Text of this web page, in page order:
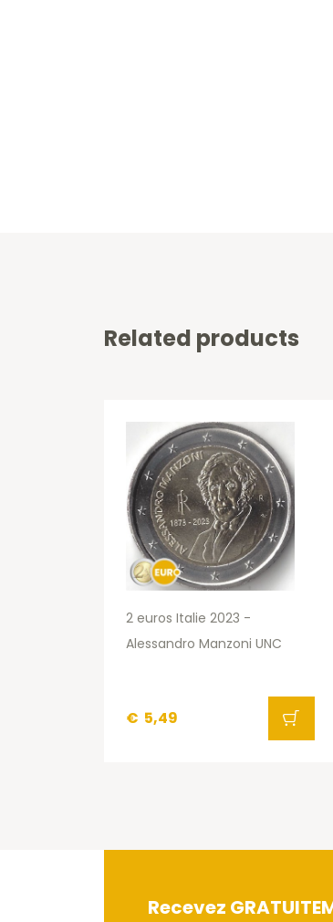
Related products
2 euros Italie 2023 -
Alessandro Manzoni UNC
€ 5,49
Recevez